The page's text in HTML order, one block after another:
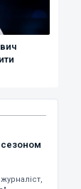
сезоном